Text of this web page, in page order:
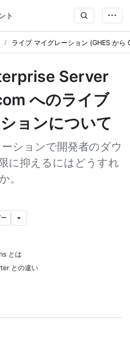
ト
ライブ マイグレーション (GHES から
Server
へのライブ
ョンについて
ションで開発者のダウ
に抑えるにはどうすれ
。
とは
との違い